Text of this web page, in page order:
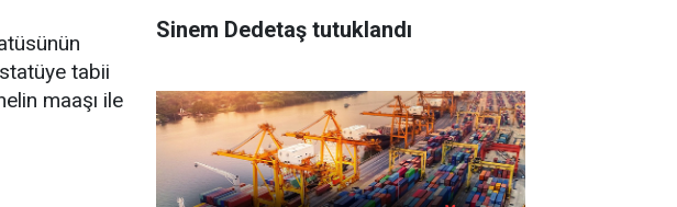
tabii
maaşı ile
Sinem Dedetaş tutuklandı